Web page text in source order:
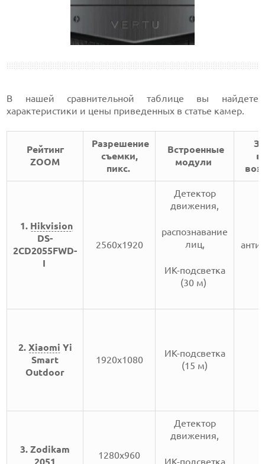
В нашей сравнительной таблице вы найдете
характеристики и цены приведенных в статье камер.
Рейтинг
ZOOM
Разрешение
съемки,
пикс.
Встроенные
модули
1. Hikvision
DS-
2CD2055FWD-
I
2560х1920
Детектор
движения,
распознавание
лиц,
ИК-подсветка
(30 м)
2. Xiaomi Yi
Smart
Outdoor
1920х1080
ИК-подсветка
(15 м)
3. Zodikam
1280х960
Детектор
движения,